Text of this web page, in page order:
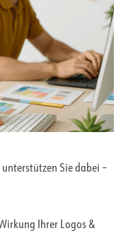
Sie dabei –
Ihrer Logos &